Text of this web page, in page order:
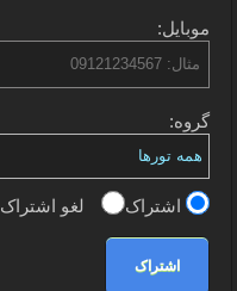
موبایل:
گروه:
اشتراک لغو اشتراک
اشتراک